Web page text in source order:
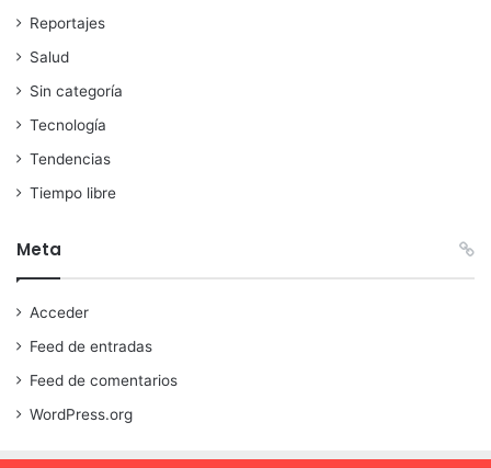
Reportajes
Salud
Sin categoría
Tecnología
Tendencias
Tiempo libre
Meta
Acceder
Feed de entradas
Feed de comentarios
WordPress.org